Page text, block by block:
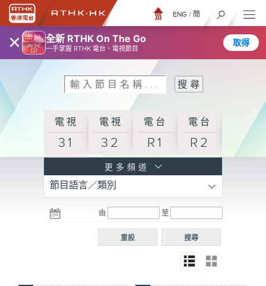
× 全新 RTHK On The Go
一手掌握 RTHK 電台、電視節目
取得
ENG / 簡
電視
31
電視
32
電台
R1
電台
R2
R3
電台 電台
R5
電台
普通
更多頻道
節目語言／類別
由 至
搜尋
重設